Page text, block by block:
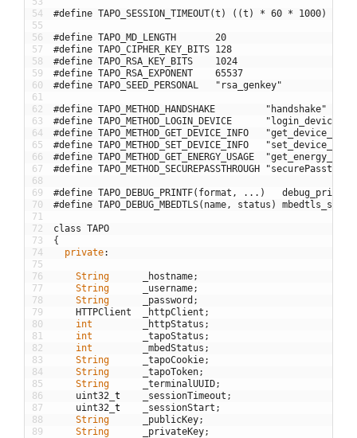
54
55
56
57
58
59
60
61
62
63
64
65
66
67
68
69
70
71
72
73
74
75
76
77
78
79
80
81
82
83
84
85
86
87
88
89
#define TAPO_SESSION_TIMEOUT(t) ((t) * 60 * 1000)
#define TAPO_MD_LENGTH       20
#define TAPO_CIPHER_KEY_BITS 128
#define TAPO_RSA_KEY_BITS    1024
#define TAPO_RSA_EXPONENT    65537
#define TAPO_SEED_PERSONAL   "rsa_genkey"
#define TAPO_METHOD_HANDSHAKE         "handshake"
#define TAPO_METHOD_LOGIN_DEVICE      "login_device"
#define TAPO_METHOD_GET_DEVICE_INFO
#define TAPO_METHOD_SET_DEVICE_INFO
#define TAPO_METHOD_GET_ENERGY_USAGE
#define TAPO_METHOD_SECUREPASSTHROUGH
#define TAPO_DEBUG_PRINTF(format, ...)
#define TAPO_DEBUG_MBEDTLS(name, status)
class TAPO
{
private:
String _hostname;
String
_username;
String
_password ;
HTTPClient
_httpClient ;
int
_httpStatus ;
int
_tapoStatus ;
int
_mbedStatus ;
String
_tapoCookie;
String
_tapoToken;
String
_terminalUUID;
uint32 t _sessionTimeout ;
uint32 t _sessionStart ;
String
_publicKey;
String
_privateKey;